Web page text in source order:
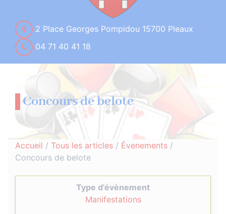
2 Place Georges Pompidou 15700 Pleaux
04 71 40 41 18
Concours de belote
Accueil / Tous les articles / Évenements /
Concours de belote
Type d'évènement
Manifestations